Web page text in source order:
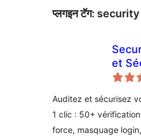
प्लगइन टॅग: security
et
Auditez et sécurisez
1 clic : 50+
force, masquage